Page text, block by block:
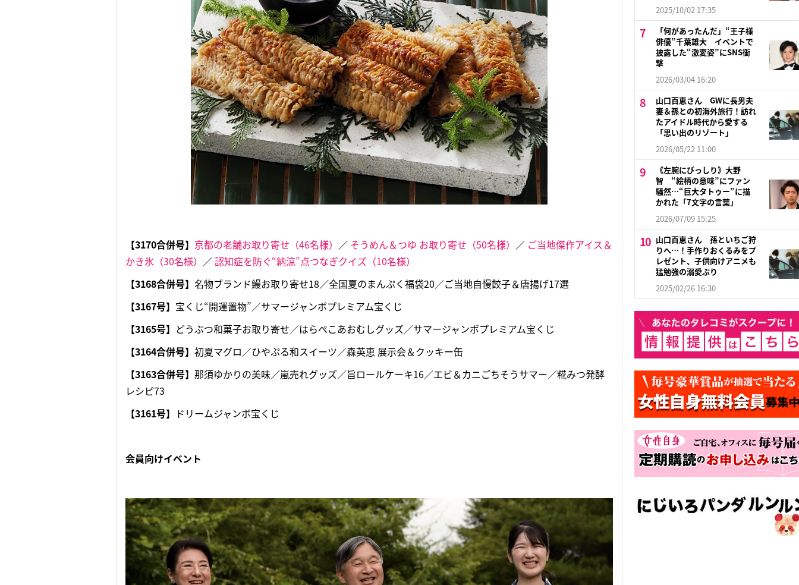
【3170合併号】 京都の老舗お取り寄せ（46名様） ／ そうめん＆つゆ お取り寄せ（50名様） ／ ご当地傑作アイス＆
かき氷（30名様） ／認知症を防ぐ“納涼”点つなぎクイズ（10名様）
【3168合併号】 名物ブランド鰻お取り寄せ18／全国夏のまんぷく福袋20／ご当地自慢餃子＆唐揚げ17選
【3167号】 宝くじ“開運置物”／サマージャンボプレミアム宝くじ
【3165号】 どうぶつ和菓子お取り寄せ／はらぺこあおむしグッズ／サマージャンボプレミアム宝くじ
【3164合併号】 初夏マグロ／ひやぷる和スイーツ／森英恵 展示会＆クッキー缶
【3163合併号】 那須ゆかりの美味／嵐売れグッズ／旨ロールケーキ16／エビ＆カニごちそうサマー／糀みつ発酵
レシピ73
【3161号】 ドリームジャンボ宝くじ
会員向けイベント
2025/10/02 17:35
「何があったんだ」“王子様
俳優”千葉雄大 イベントで
披露した“激変姿”にSNS衝
撃
2026/03/04 16:20
山口百恵さん GWに長男夫
妻＆孫との初海外旅行！訪れ
たアイドル時代から愛する
「思い出のリゾート」
2026/05/22 11:00
《左腕にびっしり》大野
智 “絵柄の意味”にファン
騒然…“巨大タトゥー”に描
かれた「7文字の言葉」
2026/07/09 15:25
山口百恵さん 孫といちご狩
りへ…！手作りおくるみをプ
レゼント、子供向けアニメも
猛勉強の溺愛ぶり
2025/02/26 16:30